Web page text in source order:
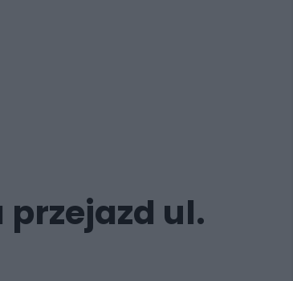
przejazd ul.